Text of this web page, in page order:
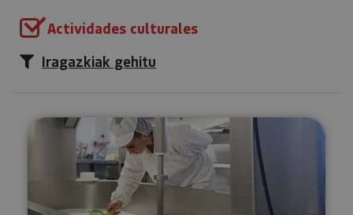
Actividades culturales
Iragazkiak gehitu
Bisita gidatua gaztandegira